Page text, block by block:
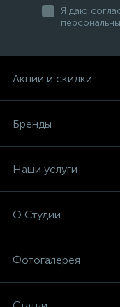
Я даю
Акции и скидки
Бренды
Наши услуги
О Студии
Фотогалерея